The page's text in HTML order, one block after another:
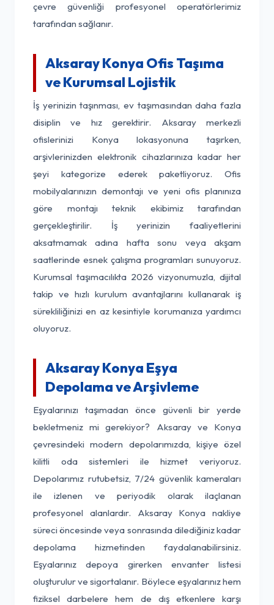
çevre güvenliği profesyonel operatörlerimiz
tarafından sağlanır.
Aksaray Konya Ofis Taşıma
ve Kurumsal Lojistik
İş yerinizin taşınması, ev taşımasından daha fazla
disiplin ve hız gerektirir. Aksaray merkezli
ofislerinizi Konya lokasyonuna taşırken,
arşivlerinizden elektronik cihazlarınıza kadar her
şeyi kategorize ederek paketliyoruz. Ofis
mobilyalarınızın demontajı ve yeni ofis planınıza
göre montajı teknik ekibimiz tarafından
gerçekleştirilir. İş yerinizin faaliyetlerini
aksatmamak adına hafta sonu veya akşam
saatlerinde esnek çalışma programları sunuyoruz.
Kurumsal taşımacılıkta 2026 vizyonumuzla, dijital
takip ve hızlı kurulum avantajlarını kullanarak iş
sürekliliğinizi en az kesintiyle korumanıza yardımcı
oluyoruz.
Aksaray Konya Eşya
Depolama ve Arşivleme
Eşyalarınızı taşımadan önce güvenli bir yerde
bekletmeniz mi gerekiyor? Aksaray ve Konya
çevresindeki modern depolarımızda, kişiye özel
kilitli oda sistemleri ile hizmet veriyoruz.
Depolarımız rutubetsiz, 7/24 güvenlik kameraları
ile izlenen ve periyodik olarak ilaçlanan
profesyonel alanlardır. Aksaray Konya nakliye
süreci öncesinde veya sonrasında dilediğiniz kadar
depolama hizmetinden faydalanabilirsiniz.
Eşyalarınız depoya girerken envanter listesi
oluşturulur ve sigortalanır. Böylece eşyalarınız hem
fiziksel darbelere hem de dış etkenlere karşı